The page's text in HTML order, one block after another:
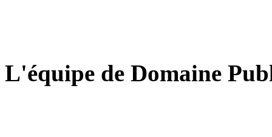
L'équipe de Domaine